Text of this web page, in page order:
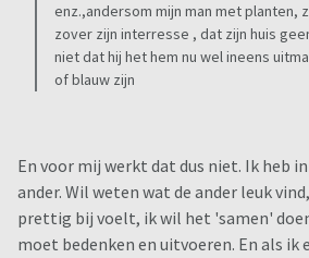
enz.,andersom mijn man met planten,
zover zijn interresse , dat zijn huis
niet dat hij het hem nu wel ineens
of blauw zijn
En voor mij werkt dat dus niet. Ik heb
ander. Wil weten wat de ander leuk
prettig bij voelt, ik wil het 'samen'
moet bedenken en uitvoeren. En als ik